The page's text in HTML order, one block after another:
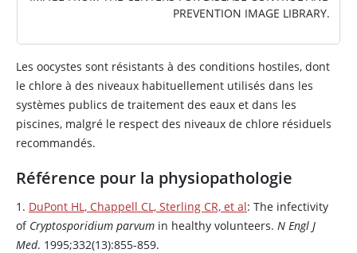
PREVENTION IMAGE LIBRARY.
Les oocystes sont résistants à des conditions hostiles, dont
le chlore à des niveaux habituellement utilisés dans les
systèmes publics de traitement des eaux et dans les
piscines, malgré le respect des niveaux de chlore résiduels
recommandés.
Référence pour la physiopathologie
1. DuPont HL, Chappell CL, Sterling CR, et al: The infectivity
of Cryptosporidium parvum in healthy volunteers. N Engl J
Med. 1995;332(13):855-859.